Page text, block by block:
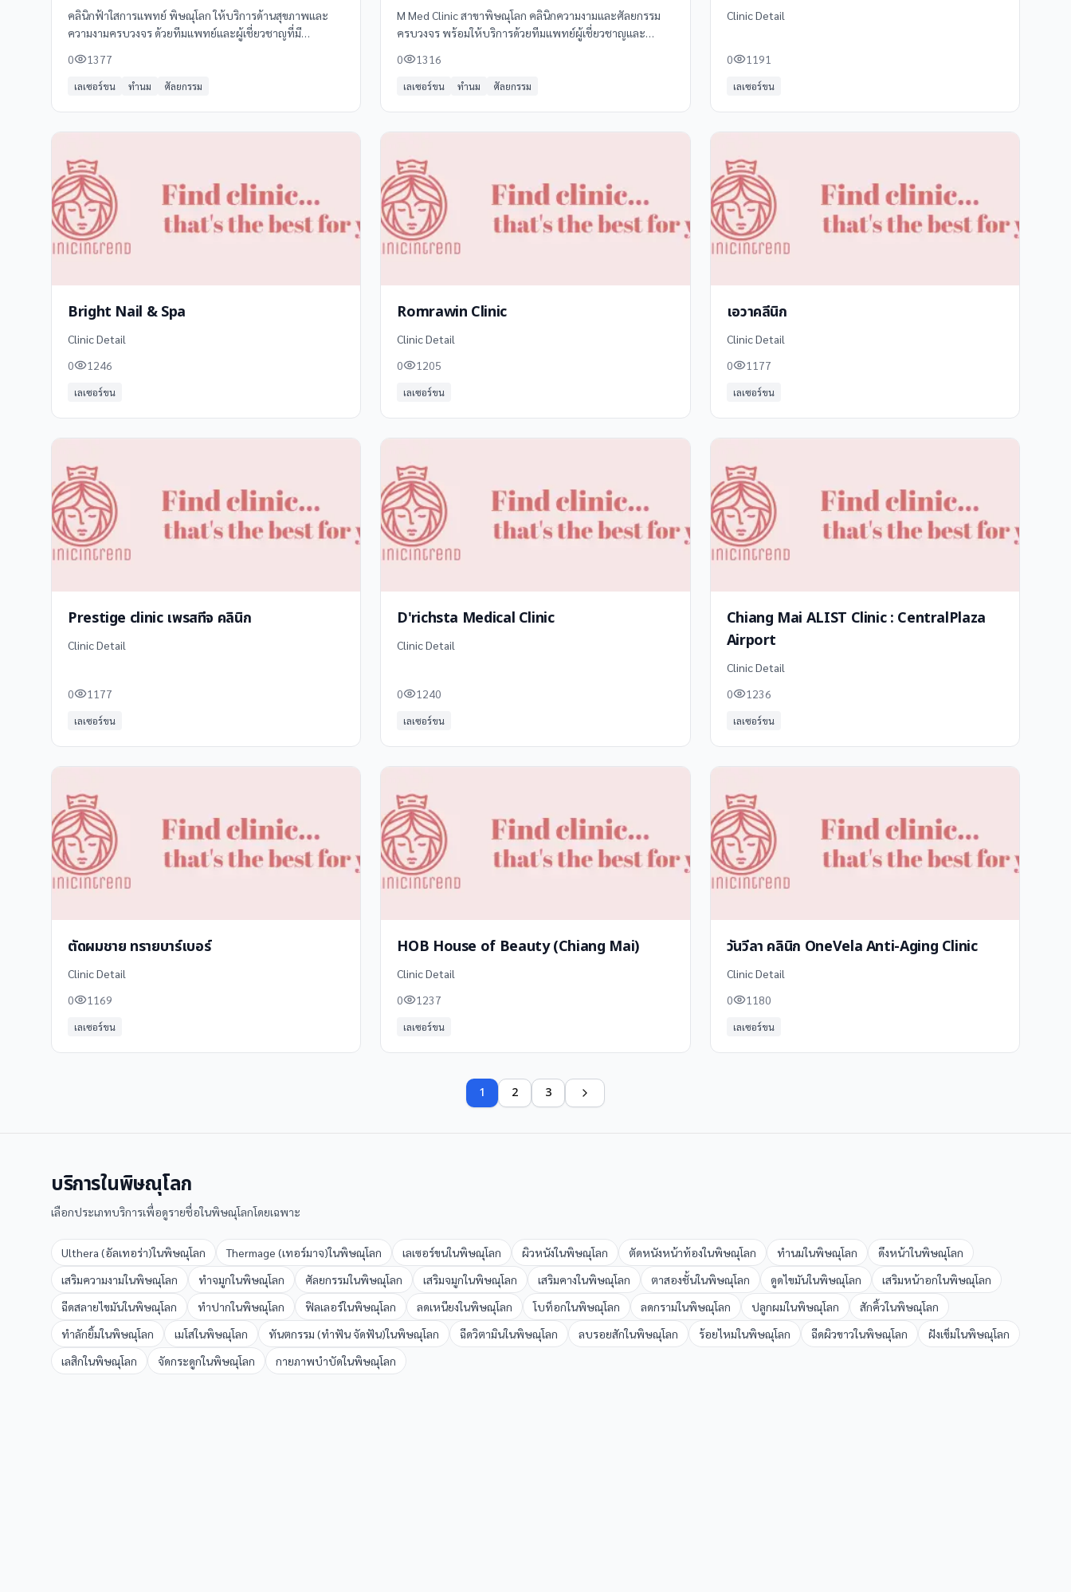
คลินิกฟ้าใสการแพทย์ พิษณุโลก ให้บริการด้านสุขภาพและ
ความงามครบวงจร ด้วยทีมแพทย์และผู้เชี่ยวชาญที่มี
ประสิทธิภาพ บริการของคลินิกฟ้าใสการแพทย์ ประกอบด้วย:
0 1377
เลเซอร์ขน ทำนม ศัลยกรรม
M Med Clinic สาขาพิษณุโลก คลินิกความงามและศัลยกรรม
ครบวงจร พร้อมให้บริการด้วยทีมแพทย์ผู้เชี่ยวชาญและ
คลอง อำเภอเมืองพิษณุโลก พิษณุโลก 65000 โทร
0 1316
เลเซอร์ขน ทำนม ศัลยกรรม
Clinic Detail
0 1191
เลเซอร์ขน
Bright Nail & Spa
Clinic Detail
0
1246
เลเซอร์ขน
Romrawin Clinic
Clinic Detail
0
1205
เลเซอร์ขน
เอวาคลีนิก
Clinic Detail
0
1177
เลเซอร์ขน
Prestige clinic เพรสทีจ คลินิก
Clinic Detail
0 1177
เลเซอร์ขน
D'richsta Medical Clinic
Clinic Detail
0 1240
เลเซอร์ขน
Chiang Mai ALIST Clinic : CentralPlaza
Airport
Clinic Detail
0
1236
เลเซอร์ขน
ตัดผมชาย ทรายบาร์เบอร์
Clinic Detail
0
1169
เลเซอร์ขน
HOB House of Beauty (Chiang Mai)
Clinic Detail
0
1237
เลเซอร์ขน
วันวีลา คลินิก OneVela Anti-Aging Clinic
Clinic Detail
0
1180
เลเซอร์ขน
1 2 3
บริการในพิษณุโลก
เลือกประเภทบริการเพื่อดูรายชื่อในพิษณุโลกโดยเฉพาะ
Ulthera (อัลเทอร่า)ในพิษณุโลก Thermage (เทอร์มาจ)ในพิษณุโลก เลเซอร์ขนในพิษณุโลก ผิวหนังในพิษณุโลก ตัดหนังหน้าท้องในพิษณุโลก ทำนมในพิษณุโลก ดึงหน้าในพิษณุโลก
เสริมความงามในพิษณุโลก ทำจมูกในพิษณุโลก ศัลยกรรมในพิษณุโลก เสริมจมูกในพิษณุโลก เสริมคางในพิษณุโลก ตาสองชั้นในพิษณุโลก ดูดไขมันในพิษณุโลก เสริมหน้าอกในพิษณุโลก
ฉีดสลายไขมันในพิษณุโลก ทำปากในพิษณุโลก ฟิลเลอร์ในพิษณุโลก ลดเหนียงในพิษณุโลก โบท็อกในพิษณุโลก ลดกรามในพิษณุโลก ปลูกผมในพิษณุโลก สักคิ้วในพิษณุโลก
ทำลักยิ้มในพิษณุโลก เมโสในพิษณุโลก ทันตกรรม (ทำฟัน จัดฟัน)ในพิษณุโลก ฉีดวิตามินในพิษณุโลก ลบรอยสักในพิษณุโลก ร้อยไหมในพิษณุโลก ฉีดผิวขาวในพิษณุโลก ฝังเข็มในพิษณุโลก
เลสิกในพิษณุโลก จัดกระดูกในพิษณุโลก กายภาพบำบัดในพิษณุโลก